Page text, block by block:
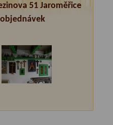
51 Jaroměřice